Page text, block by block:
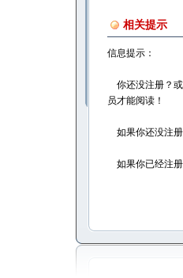
相关提示
信息提示：
你还没注册？
员才能阅读！
如果你还没注
如果你已经注